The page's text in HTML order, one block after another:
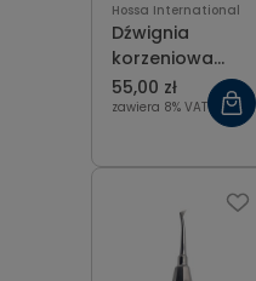
Hossa International
Dźwignia
korzeniowa
Cryer boczna
prawa
55,00 zł
zawiera 8% VAT